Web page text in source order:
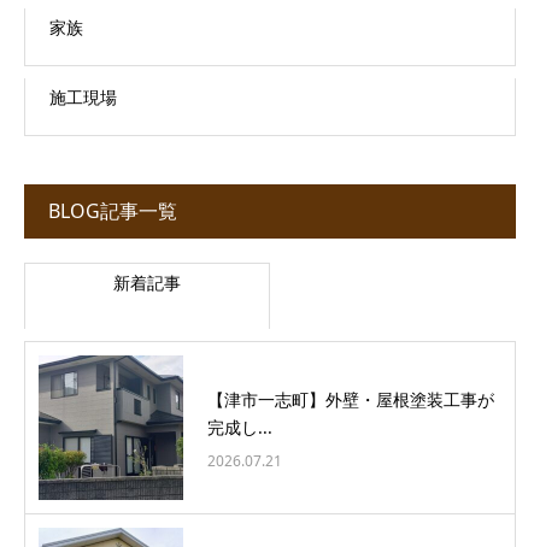
家族
施工現場
BLOG記事一覧
新着記事
【津市一志町】外壁・屋根塗装工事が
完成し...
2026.07.21